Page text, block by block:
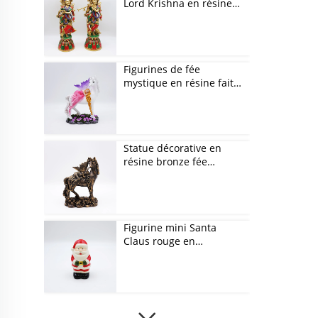
Lord Krishna en résine
Figurines de fée
mystique en résine faite
Statue décorative en
résine bronze fée
Figurine mini Santa
Claus rouge en